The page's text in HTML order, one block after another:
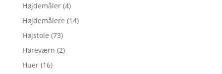
Højdemåler (4)
Højdemålere (14)
Højstole (73)
Høreværn (2)
Huer (16)